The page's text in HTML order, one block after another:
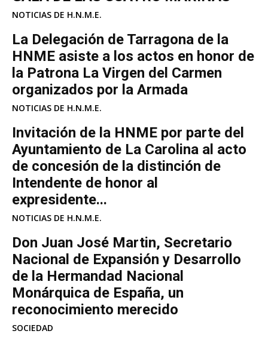
NOTICIAS DE H.N.M.E.
La Delegación de Tarragona de la
HNME asiste a los actos en honor de
la Patrona La Virgen del Carmen
organizados por la Armada
NOTICIAS DE H.N.M.E.
Invitación de la HNME por parte del
Ayuntamiento de La Carolina al acto
de concesión de la distinción de
Intendente de honor al
expresidente...
NOTICIAS DE H.N.M.E.
Don Juan José Martin, Secretario
Nacional de Expansión y Desarrollo
de la Hermandad Nacional
Monárquica de España, un
reconocimiento merecido
SOCIEDAD